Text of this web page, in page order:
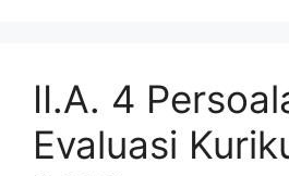
II.A. 4
Evaluasi